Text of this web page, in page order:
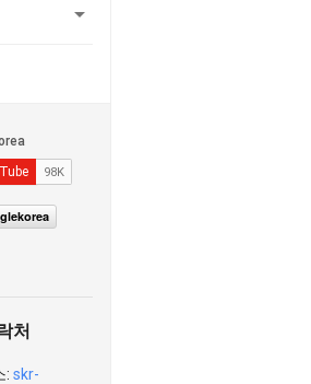

처
: skr-